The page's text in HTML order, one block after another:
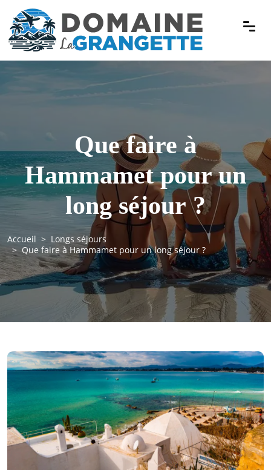
Que faire à
Hammamet pour un
long séjour ?
Accueil
Longs séjours
Que faire à Hammamet pour un long séjour ?